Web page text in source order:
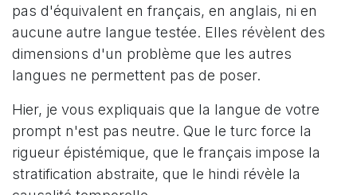
pas d'équivalent en français, en anglais, ni en
aucune autre langue testée. Elles révèlent des
dimensions d'un problème que les autres
langues ne permettent pas de poser.
Hier, je vous expliquais que la langue de votre
prompt n'est pas neutre. Que le turc force la
rigueur épistémique, que le français impose la
stratification abstraite, que le hindi révèle la